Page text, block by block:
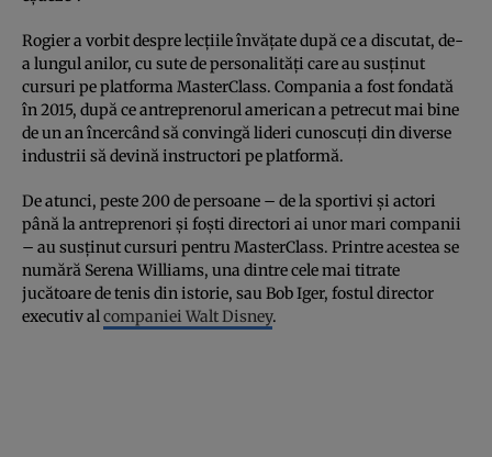
Rogier a vorbit despre lecțiile învățate după ce a discutat, de-
a lungul anilor, cu sute de personalități care au susținut
cursuri pe platforma MasterClass. Compania a fost fondată
în 2015, după ce antreprenorul american a petrecut mai bine
de un an încercând să convingă lideri cunoscuți din diverse
industrii să devină instructori pe platformă.
De atunci, peste 200 de persoane – de la sportivi și actori
până la antreprenori și foști directori ai unor mari companii
– au susținut cursuri pentru MasterClass. Printre acestea se
numără Serena Williams, una dintre cele mai titrate
jucătoare de tenis din istorie, sau Bob Iger, fostul director
executiv alcompaniei Walt Disney.